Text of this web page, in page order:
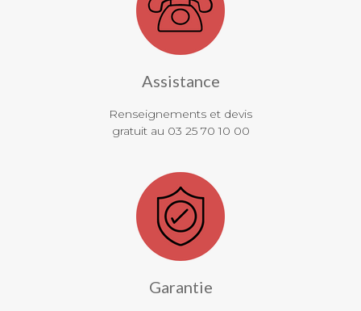
Assistance
Renseignements et devis
gratuit au 03 25 70 10 00
Garantie